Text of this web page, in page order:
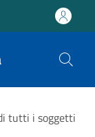
tutti i soggetti